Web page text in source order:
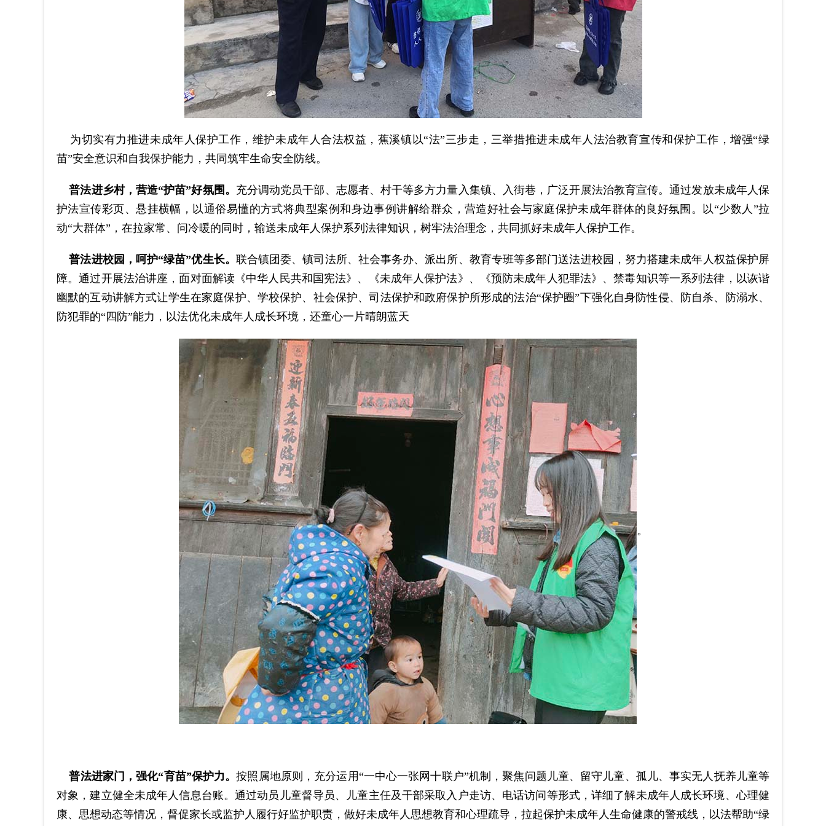
为切实有力推进未成年人保护工作，维护未成年人合法权益，蕉溪镇以“法”三步走，三举措推进未成年人法治教育宣传和保护工作，增强“绿
苗”安全意识和自我保护能力，共同筑牢生命安全防线。
普法进乡村，营造“护苗”好氛围。 充分调动党员干部、志愿者、村干等多方力量入集镇、入街巷，广泛开展法治教育宣传。通过发放未成年人保
护法宣传彩页、悬挂横幅，以通俗易懂的方式将典型案例和身边事例讲解给群众，营造好社会与家庭保护未成年群体的良好氛围。以“少数人”拉
动“大群体”，在拉家常、问冷暖的同时，输送未成年人保护系列法律知识，树牢法治理念，共同抓好未成年人保护工作。
普法进校园，呵护“绿苗”优生长。 联合镇团委、镇司法所、社会事务办、派出所、教育专班等多部门送法进校园，努力搭建未成年人权益保护屏
障。通过开展法治讲座，面对面解读《中华人民共和国宪法》、《未成年人保护法》、《预防未成年人犯罪法》、禁毒知识等一系列法律，以诙谐
幽默的互动讲解方式让学生在家庭保护、学校保护、社会保护、司法保护和政府保护所形成的法治“保护圈”下强化自身防性侵、防自杀、防溺水、
防犯罪的“四防”能力，以法优化未成年人成长环境，还童心一片晴朗蓝天
。
普法进家门，强化“育苗”保护力。按照属地原则，充分运用“一中心一张网十联户”机制，聚焦问题儿童、留守儿童、孤儿、事实无人抚养儿童等
对象，建立健全未成年人信息台账。通过动员儿童督导员、儿童主任及干部采取入户走访、电话访问等形式，详细了解未成年人成长环境、心理健
康、思想动态等情况，督促家长或监护人履行好监护职责，做好未成年人思想教育和心理疏导，拉起保护未成年人生命健康的警戒线，以法帮助“绿